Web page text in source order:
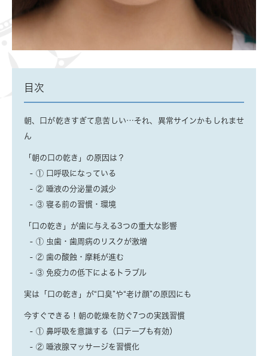
目次
朝、口が乾きすぎて息苦しい…それ、異常サインかもしれませ
ん
「朝の口の乾き」の原因は？
① 口呼吸になっている
② 唾液の分泌量の減少
③ 寝る前の習慣・環境
「口の乾き」が歯に与える3つの重大な影響
① 虫歯・歯周病のリスクが激増
② 歯の酸蝕・摩耗が進む
③ 免疫力の低下によるトラブル
実は「口の乾き」が“口臭”や“老け顔”の原因にも
今すぐできる！朝の乾燥を防ぐ7つの実践習慣
① 鼻呼吸を意識する（口テープも有効）
② 唾液腺マッサージを習慣化